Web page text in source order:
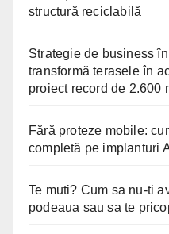
structură reciclabilă
Strategie de business
transformă terasele în
proiect record de 2.600
Fără proteze mobile:
completă pe implanturi
Te muti? Cum sa nu-ti
podeaua sau sa te